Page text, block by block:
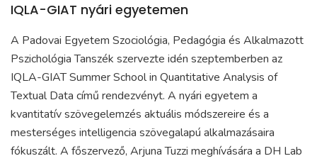
IQLA-GIAT nyári egyetemen
A Padovai Egyetem Szociológia, Pedagógia és Alkalmazott
Pszichológia Tanszék szervezte idén szeptemberben az
IQLA-GIAT Summer School in Quantitative Analysis of
Textual Data című rendezvényt. A nyári egyetem a
kvantitatív szövegelemzés aktuális módszereire és a
mesterséges intelligencia szövegalapú alkalmazásaira
fókuszált. A főszervező, Arjuna Tuzzi meghívására a DH Lab